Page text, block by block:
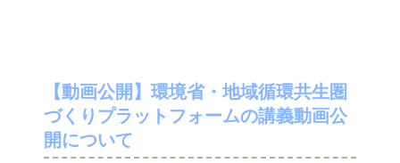
【動画公開】環境省・地域循環共生圏
づくりプラットフォームの講義動画公
開について